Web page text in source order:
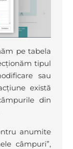
pe tabela
tipul
sau
există
din
anumite
câmpuri”,